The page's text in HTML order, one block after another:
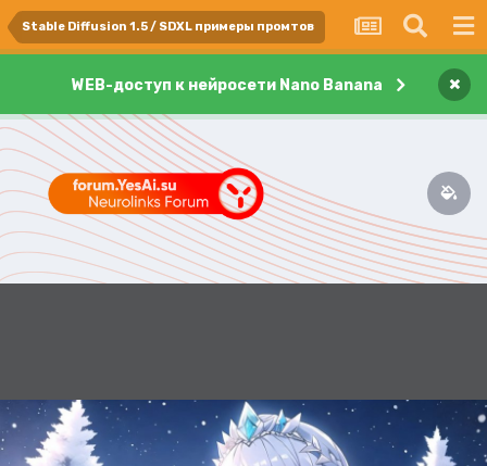
Stable Diffusion 1.5 / SDXL примеры промтов
WEB-доступ к нейросети Nano Banana ×